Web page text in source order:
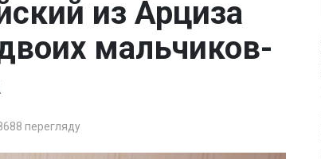
из Арциза
мальчиков-
перегляду